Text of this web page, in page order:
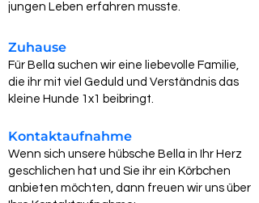
jungen Leben erfahren musste.
Zuhause
Für Bella suchen wir eine liebevolle Familie,
die ihr mit viel Geduld und Verständnis das
kleine Hunde 1x1 beibringt.
Kontaktaufnahme
Wenn sich unsere hübsche Bella in Ihr Herz
geschlichen hat und Sie ihr ein Körbchen
anbieten möchten, dann freuen wir uns über